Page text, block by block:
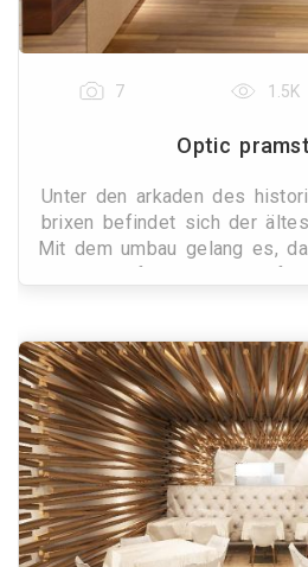
7 1.5K
Optic
Unter den arkaden des
brixen befindet sich der
Mit dem umbau gelang es,
schaufenstern und